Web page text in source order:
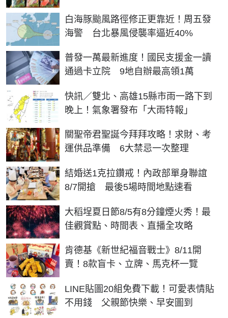
白海豚颱風路徑修正更靠近！周五發
海警 台北暴風侵襲率逼近40%
普發一萬最新進度！國民支援金一讀
通過卡立院 9地自辦最高領1萬
快訊／雙北、高雄15縣市雨一路下到
晚上！氣象署發布「大雨特報」
關聖帝君聖誕今拜拜攻略！求財、考
運供品準備 6大禁忌一次整理
結婚送1克拉鑽戒！內政部單身聯誼
8/7開搶 最後5場時間地點速看
大稻埕夏日節8/5有8分鐘煙火秀！最
佳觀賞點、時間表、直播全攻略
肯德基《新世紀福音戰士》8/11開
賣！8款盲卡、立牌、馬克杯一覽
LINE貼圖20組免費下載！可愛表情貼
不用錢 父親節快樂、早安圖到